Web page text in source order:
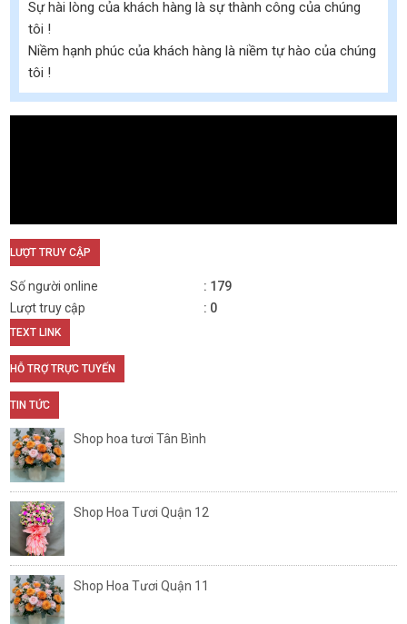
Sự hài lòng của khách hàng là sự thành công của chúng
tôi !
Niềm hạnh phúc của khách hàng là niềm tự hào của chúng
tôi !
LƯỢT TRUY CẬP
Số người online
179
Lượt truy cập
0
TEXT LINK
HỖ TRỢ TRỰC TUYẾN
TIN TỨC
Shop hoa tươi Tân Bình
Shop Hoa Tươi Quận 12
Shop Hoa Tươi Quận 11